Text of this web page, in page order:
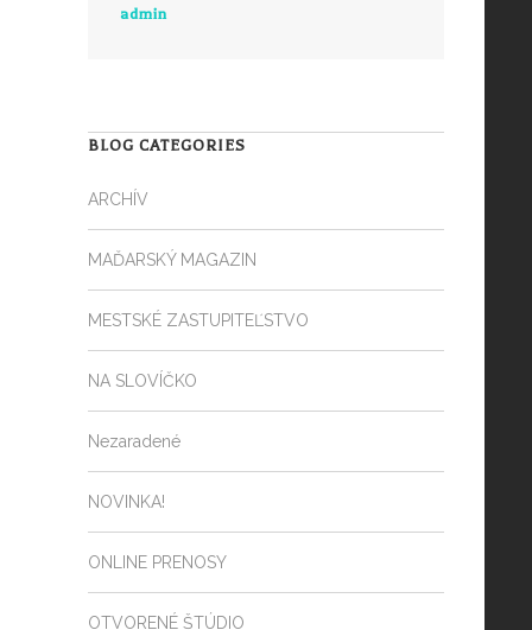
admin
BLOG CATEGORIES
ARCHÍV
MAĎARSKÝ MAGAZIN
MESTSKÉ ZASTUPITEĽSTVO
NA SLOVÍČKO
Nezaradené
NOVINKA!
ONLINE PRENOSY
OTVORENÉ ŠTÚDIO